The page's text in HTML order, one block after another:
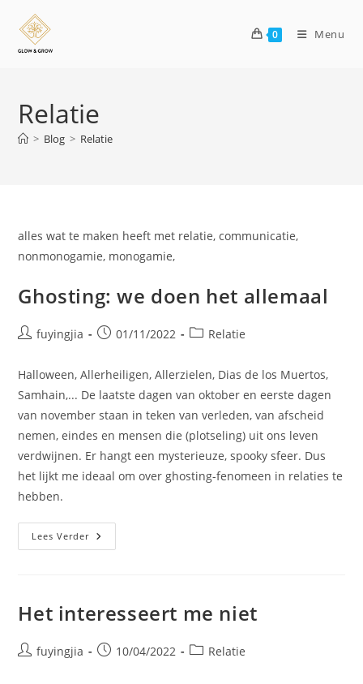
0 Menu
Relatie
> Blog > Relatie
alles wat te maken heeft met relatie, communicatie,
nonmonogamie, monogamie,
Ghosting: we doen het allemaal
fuyingjia 01/11/2022 Relatie
Halloween, Allerheiligen, Allerzielen, Dias de los Muertos,
Samhain,... De laatste dagen van oktober en eerste dagen
van november staan in teken van verleden, van afscheid
nemen, eindes en mensen die (plotseling) uit ons leven
verdwijnen. Er hangt een mysterieuze, spooky sfeer. Dus
het lijkt me ideaal om over ghosting-fenomeen in relaties te
hebben.
Lees Verder
Het interesseert me niet
fuyingjia 10/04/2022 Relatie